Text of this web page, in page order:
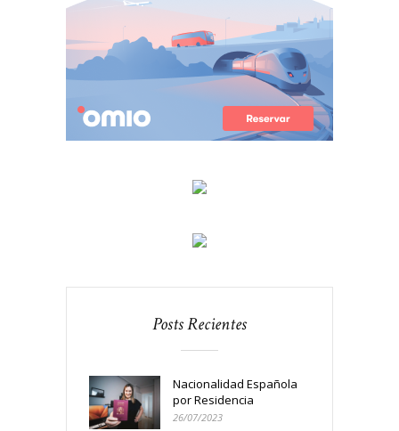
Posts Recientes
Nacionalidad Española
por Residencia
26/07/2023